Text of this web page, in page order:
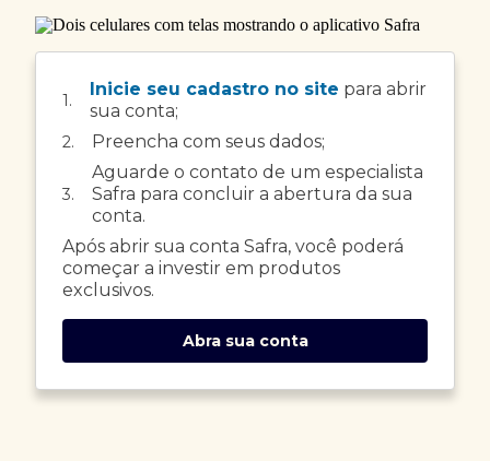
1.
Inicie seu cadastro no site para abrir
sua conta;
2. Preencha com seus dados;
3.
Aguarde o contato de um especialista
Safra para concluir a abertura da sua
conta.
Após abrir sua conta Safra, você poderá
começar a investir em produtos
exclusivos.
Abra sua conta